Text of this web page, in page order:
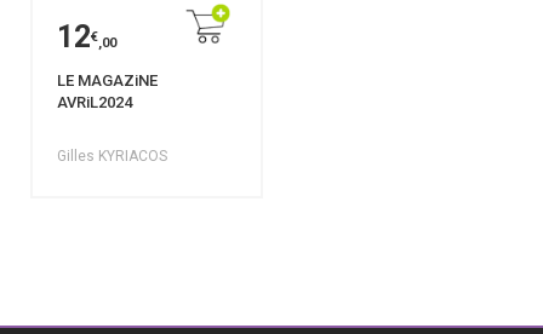
12€,00
LE MAGAZiNE
AVRiL2024
Gilles KYRIACOS